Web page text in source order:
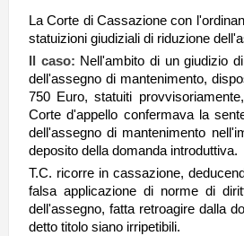
La Corte di Cassazione con
statuizioni giudiziali di riduzione
Il caso: Nell'ambito di un giudizio
dell'assegno di mantenimento,
750 Euro, statuiti
Corte d'appello confermava la
dell'assegno di mantenimento
deposito della domanda introduttiva.
T.C. ricorre in cassazione,
falsa applicazione di norme di
dell'assegno, fatta retroagire dalla
detto titolo siano irripetibili.